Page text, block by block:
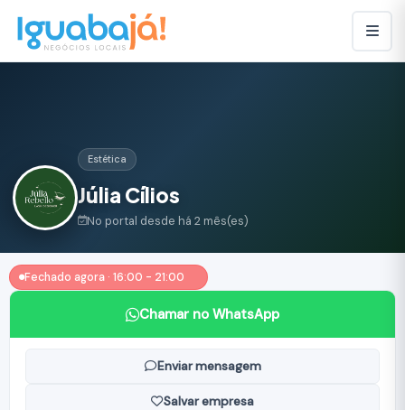
Estética
Júlia Cílios
No portal desde há 2 mês(es)
Fechado agora · 16:00 - 21:00
Chamar no WhatsApp
Enviar mensagem
Salvar empresa